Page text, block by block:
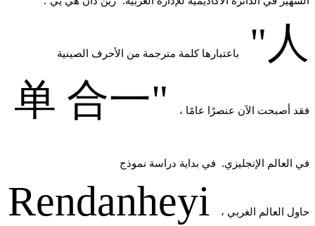
باعتبارها كلمة مترجمة من الأحرف الصينية " 人
单 合一" ، فقد أصبحت الآن عنصرًا عامًا
في العالم الإنجليزي. في بداية دراسة نموذج
Rendanheyi ، حاول العالم الغربي